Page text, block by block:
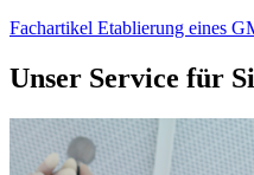
Fachartikel Etablierung eines
Unser Service für